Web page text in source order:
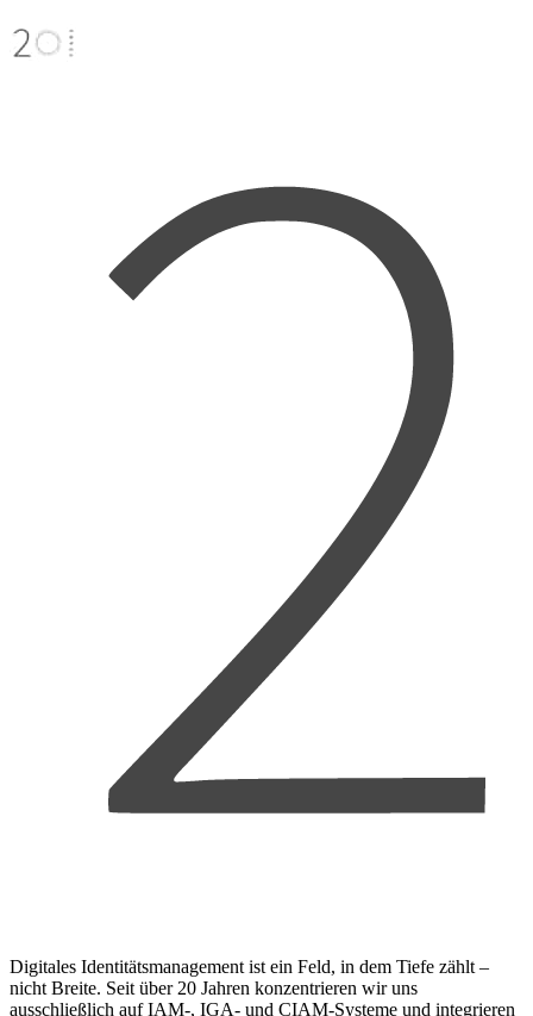
Digitales Identitätsmanagement ist ein Feld, in dem Tiefe zählt –
nicht Breite. Seit über 20 Jahren konzentrieren wir uns
ausschließlich auf IAM-, IGA- und CIAM-Systeme und integrieren